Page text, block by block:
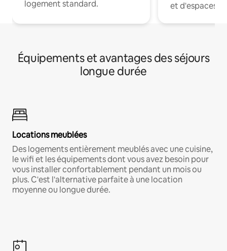
logement standard.
et d'espaces
Équipements et avantages des séjours
longue durée
Locations meublées
Des logements entièrement meublés avec une cuisine,
le wifi et les équipements dont vous avez besoin pour
vous installer confortablement pendant un mois ou
plus. C'est l'alternative parfaite à une location
moyenne ou longue durée.